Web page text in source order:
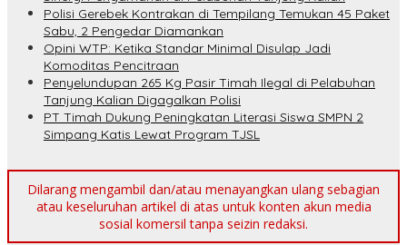
Polisi Gerebek Kontrakan di Tempilang Temukan 45 Paket
Sabu, 2 Pengedar Diamankan
Opini WTP: Ketika Standar Minimal Disulap Jadi
Komoditas Pencitraan
Penyelundupan 265 Kg Pasir Timah Ilegal di Pelabuhan
Tanjung Kalian Digagalkan Polisi
PT Timah Dukung Peningkatan Literasi Siswa SMPN 2
Simpang Katis Lewat Program TJSL
Dilarang mengambil dan/atau menayangkan ulang sebagian
atau keseluruhan artikel di atas untuk konten akun media
sosial komersil tanpa seizin redaksi.